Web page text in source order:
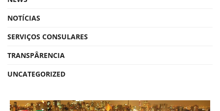
NOTÍCIAS
SERVIÇOS CONSULARES
TRANSPÂRENCIA
UNCATEGORIZED